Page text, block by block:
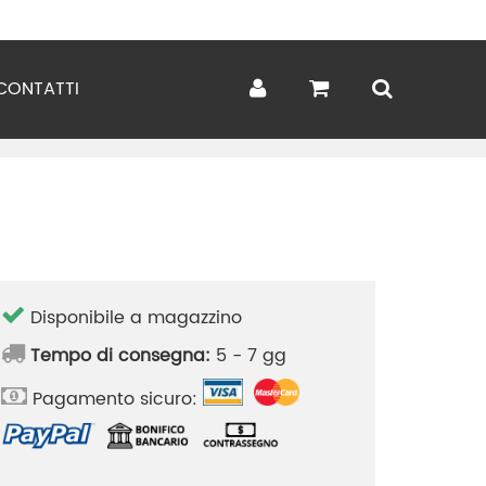
Disponibile a magazzino
Tempo di consegna: 5 - 7 gg
Pagamento sicuro: